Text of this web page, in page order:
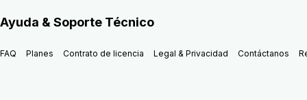
Ayuda & Soporte Técnico
FAQ Planes Contrato de licencia Legal & Privacidad Contáctanos